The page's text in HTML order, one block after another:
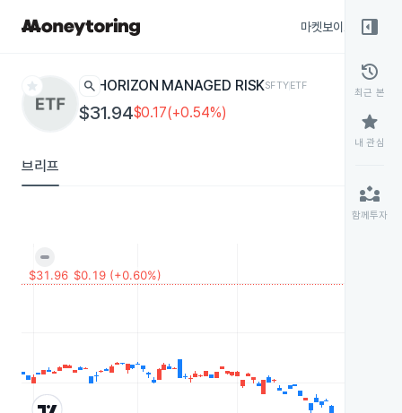
마켓보이스
star search HORIZON MANAGED RISKSFTYETF
$31.94$0.17(+0.54%)
브리프
right_panel_open
history
최근 본
star
내 관심
partner_exchange
함께투자